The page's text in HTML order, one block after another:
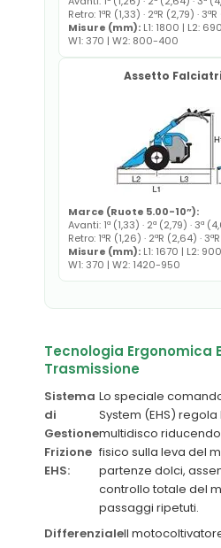
Retro: 1ªR (1,33) · 2ªR (2,79) ·
Misure (mm): L1: 1800 | L2:
W1: 370 | W2: 800-400
Assetto
Marce (Ruote 5.00-10”):
Avanti: 1ª (1,33) · 2ª (2,79) · 3ª
Retro: 1ªR (1,26) · 2ªR (2,64) ·
Misure (mm): L1: 1670 | L2:
W1: 370 | W2: 1420-950
Tecnologia Ergonomica
Trasmissione
Sistema
di
Gestione
Frizione
EHS:
Lo speciale
System (EHS)
multidisco
fisico sulla leva del
partenze dolci,
controllo totale del
passaggi ripetuti.
DifferenzialeIl